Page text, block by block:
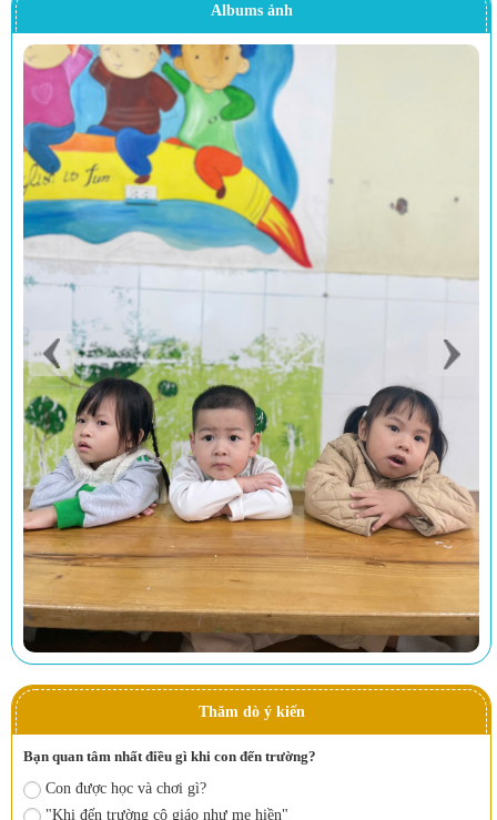
Albums ảnh
Thăm dò ý kiến
Bạn quan tâm nhất điều gì khi con đến trường?
Con được học và chơi gì?
"Khi đến trường cô giáo như mẹ hiền"